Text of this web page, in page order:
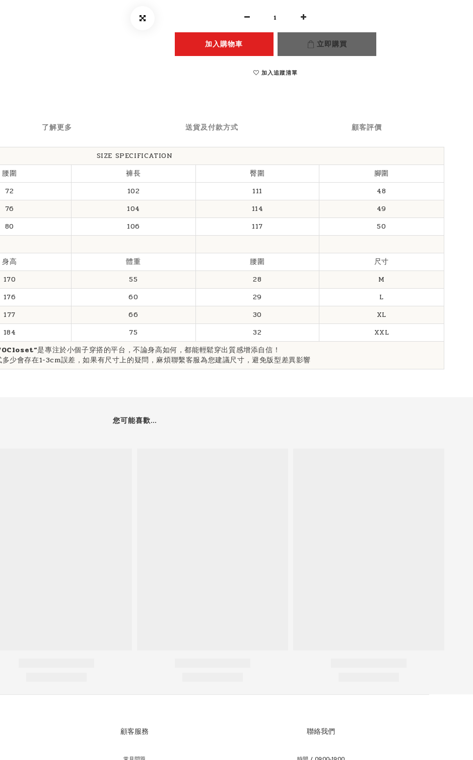
加入購物車 立即購買
加入追蹤清單
了解更多 送貨及付款方式 顧客評價
SIZE SPECIFICATION
腰圍 褲長 臀圍
腳圍
72 102 111
48
76 104 114
49
80 106 117 50
身高 體重 腰圍
尺寸
170 55 28
M
176 60 29
L
177 66 30
XL
184 75 32
XXL
是專注於小個子穿搭的平台，不論身高如何，都能輕鬆穿出質感增添自信！
少會存在1-3cm誤差，如果有尺寸上的疑問，麻煩聯繫客服為您建議尺寸，避免版型差異影響
您可能喜歡...
顧客服務 聯絡我們